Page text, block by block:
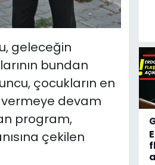
geleceğin
bundan
çocukların en
devam
program,
çekilen